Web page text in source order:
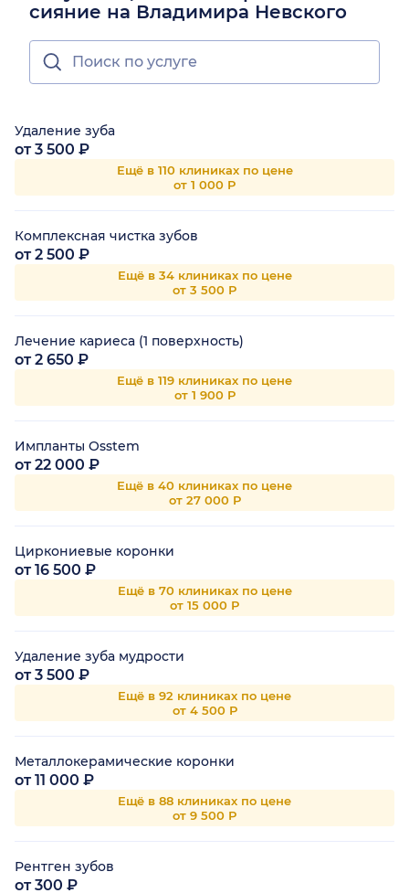
сияние на Владимира Невского
Удаление зуба
от 3 500 ₽
Ещё в 110 клиниках по цене
от 1 000 Р
Комплексная чистка зубов
от 2 500 ₽
Ещё в 34 клиниках по цене
от 3 500 Р
Лечение кариеса (1 поверхность)
от 2 650 ₽
Ещё в 119 клиниках по цене
от 1 900 Р
Импланты Osstem
от 22 000 ₽
Ещё в 40 клиниках по цене
от 27 000 Р
Циркониевые коронки
от 16 500 ₽
Ещё в 70 клиниках по цене
от 15 000 Р
Удаление зуба мудрости
от 3 500 ₽
Ещё в 92 клиниках по цене
от 4 500 Р
Металлокерамические коронки
от 11 000 ₽
Ещё в 88 клиниках по цене
от 9 500 Р
Рентген зубов
от 300 ₽